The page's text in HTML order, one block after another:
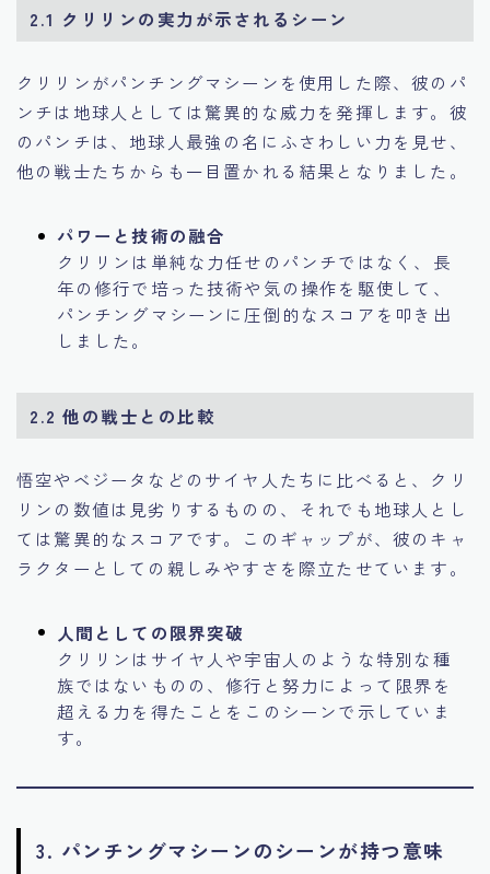
2.1 クリリンの実力が示されるシーン
クリリンがパンチングマシーンを使用した際、彼のパ
ンチは地球人としては驚異的な威力を発揮します。彼
のパンチは、地球人最強の名にふさわしい力を見せ、
他の戦士たちからも一目置かれる結果となりました。
パワーと技術の融合
クリリンは単純な力任せのパンチではなく、長
年の修行で培った技術や気の操作を駆使して、
パンチングマシーンに圧倒的なスコアを叩き出
しました。
2.2他の戦士との比較
悟空やベジータなどのサイヤ人たちに比べると、クリ
リンの数値は見劣りするものの、それでも地球人とし
ては驚異的なスコアです。このギャップが、彼のキャ
ラクターとしての親しみやすさを際立たせています。
人間としての限界突破
クリリンはサイヤ人や宇宙人のような特別な種
族ではないものの、修行と努力によって限界を
超える力を得たことをこのシーンで示していま
す。
3. パンチングマシーンのシーンが持つ意味